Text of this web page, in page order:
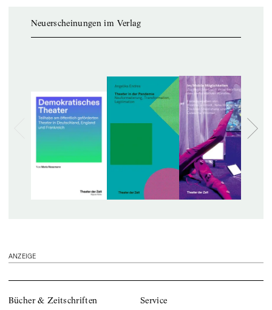
Neuerscheinungen im Verlag
ANZEIGE
Bücher & Zeitschriften Service